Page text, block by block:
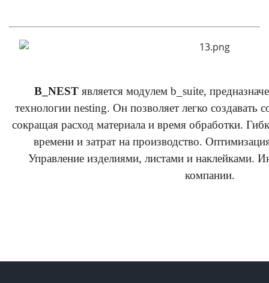
B_NEST является модулем b_suite,
технологии nesting. Он позволяет легко создавать
сокращая расход материала и время обработки.
времени и затрат на производство.
Управление изделиями, листами и наклейками.
компании.